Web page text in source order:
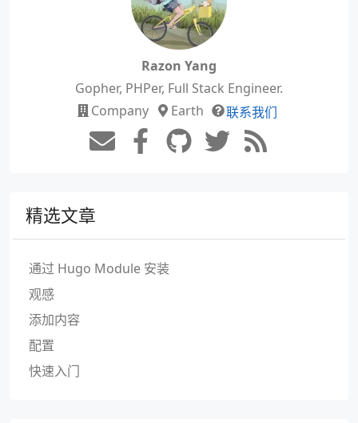
Razon Yang
Gopher, PHPer, Full Stack Engineer.
Company
Earth 联系我们
精选文章
通过 Hugo Module 安装
观感
添加内容
配置
快速入门